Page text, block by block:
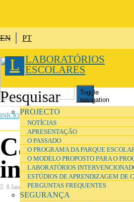
EN PT
L LABORATÓRIOS
ESCOLARES
Toggle
navigation
PROJECTO
NOTÍCIAS
APRESENTAÇÃO
O PASSADO
O PROGRAMA DA PARQUE
O MODELO PROPOSTO PARA O
LABORATÓRIOS
ESTÚDIOS DE APRENDIZAGEM DE
PERGUNTAS FREQUENTES
SEGURANÇA
ESTÁ AQUI
INÍCIO»INVESTIGAÇÃO
Caderno de
8 Janeiro 2017 Investigação